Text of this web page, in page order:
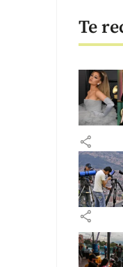
Te
share
share